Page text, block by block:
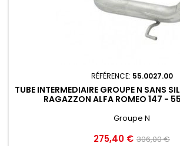
RÉFÉRENCE: 55.0027.00
TUBE INTERMEDIAIRE GROUPE N SANS
RAGAZZON ALFA ROMEO 147 -
Groupe N
Prix
275,40 € Prix
306,00 €